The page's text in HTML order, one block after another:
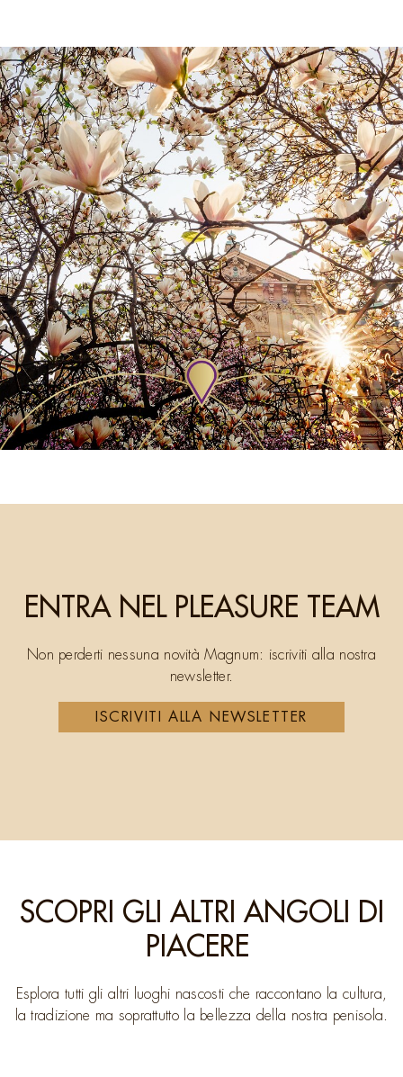
ENTRA NEL PLEASURE TEAM
Non perderti nessuna novità Magnum: iscriviti alla nostra
newsletter.
ISCRIVITI ALLA NEWSLETTER
SCOPRI GLI ALTRI ANGOLI DI
PIACERE
Esplora tutti gli altri luoghi nascosti che raccontano la cultura,
la tradizione ma soprattutto la bellezza della nostra penisola.